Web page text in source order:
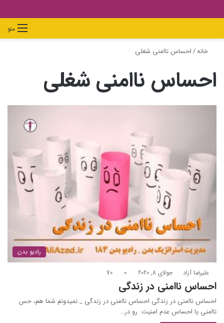
منوجستجو
برایپوسته
سبد
خانه/احساس ناامنی شغلی
احساس ناامنی شغلی
رادیو بدن
علیرضا آزاد جولای 8, 2020 0
70
احساس ناامنی در زندگی
احساس ناامنی در زندگی احساس ناامنی در زندگی _ نمیدونم شما هم، حس
ناامنی یا احساس عدم امنیت رو در…